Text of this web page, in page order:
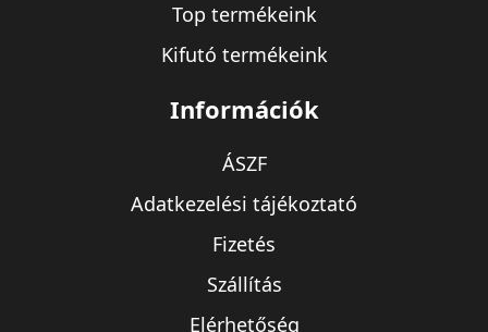
Top termékeink
Kifutó termékeink
Információk
ÁSZF
Adatkezelési tájékoztató
Fizetés
Szállítás
Elérhetőség